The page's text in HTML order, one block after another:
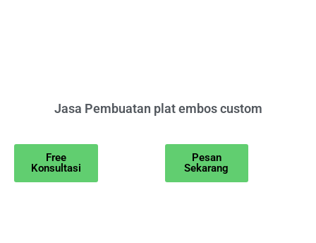
Jasa Pembuatan plat embos custom
Free
Konsultasi
Pesan
Sekarang